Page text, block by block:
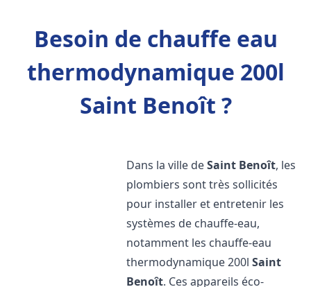
Besoin de chauffe eau
thermodynamique 200l
Saint Benoît ?
Dans la ville deSaint Benoît, les
plombiers sont très sollicités
pour installer et entretenir les
systèmes de chauffe-eau,
notamment les chauffe-eau
thermodynamique 200lSaint
Benoît. Ces appareils éco-